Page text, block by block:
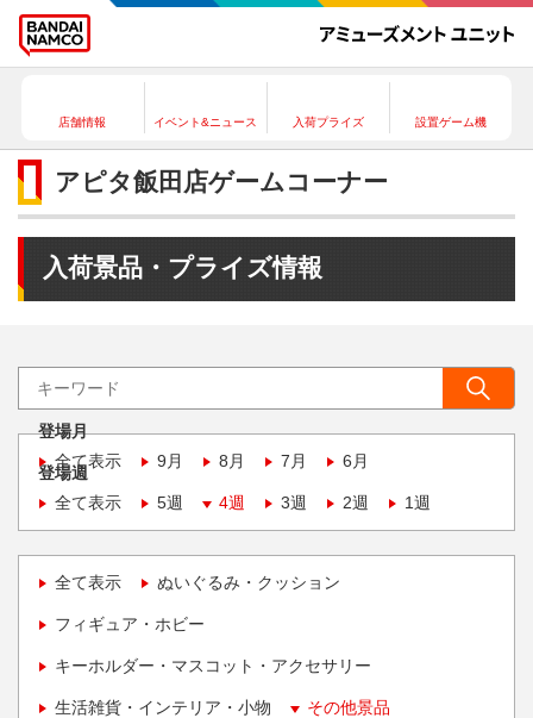
店舗情報 イベント&ニュース 入荷プライズ 設置ゲーム機
アピタ飯田店ゲームコーナー
入荷景品・プライズ情報
登場月
全て表示
9月 8月 7月 6月
登場週
全て表示
5週 4週 3週 2週 1週
全て表示 ぬいぐるみ・クッション
フィギュア・ホビー
キーホルダー・マスコット・アクセサリー
生活雑貨・インテリア・小物 その他景品